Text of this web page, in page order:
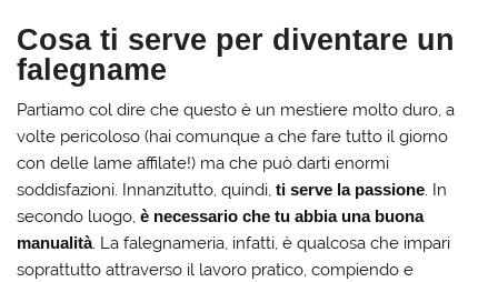
Cosa ti serve per diventare un
falegname
Partiamo col dire che questo è un mestiere molto duro, a
volte pericoloso (hai comunque a che fare tutto il giorno
con delle lame affilate!) ma che può darti enormi
soddisfazioni. Innanzitutto, quindi,ti serve la passione. In
secondo luogo,è necessario che tu abbia una buona
manualità. La falegnameria, infatti, è qualcosa che impari
soprattutto attraverso il lavoro pratico, compiendo e